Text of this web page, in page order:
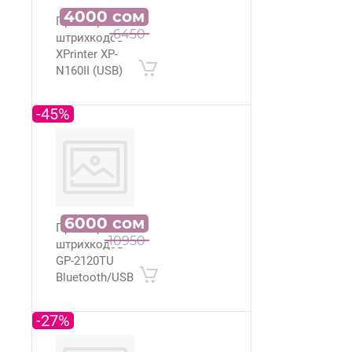
Принтер
штрихкодов
XPrinter XP-
N160II (USB)
6450
4000 сом
Принтер
штрихкодов
GP-2120TU
Bluetooth/USB
-45%
10950
6000 сом
-27%